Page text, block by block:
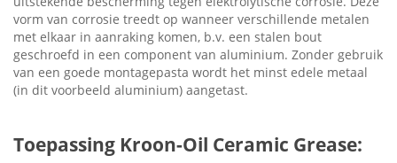
vorm van corrosie treedt op wanneer verschillende metalen
met elkaar in aanraking komen, b.v. een stalen bout
geschroefd in een component van aluminium. Zonder gebruik
van een goede montagepasta wordt het minst edele metaal
(in dit voorbeeld aluminium) aangetast.
Toepassing Kroon-Oil Ceramic Grease: